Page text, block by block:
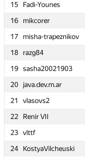
15
Fadi-Younes
16
mikcorer
17
misha-trapeznikov
18
razg84
19 sasha20021903
20
java.dev.m.ar
21
vlasovs2
22
Renir VII
23 vlttf
24
KostyaVilcheuski
15
Fadi-Younes
16
mikcorer
17
misha-trapeznikov
18
razg84
19 sasha20021903
20
java.dev.m.ar
21
vlasovs2
22
Renir VII
23 vlttf
24
KostyaVilcheuski